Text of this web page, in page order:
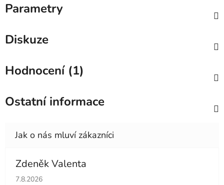
Parametry
Diskuze
Hodnocení (1)
Ostatní informace
Zdeněk Valenta
Hodnocení obchodu je 5 z 5 hvězdiček.
7.8.2026